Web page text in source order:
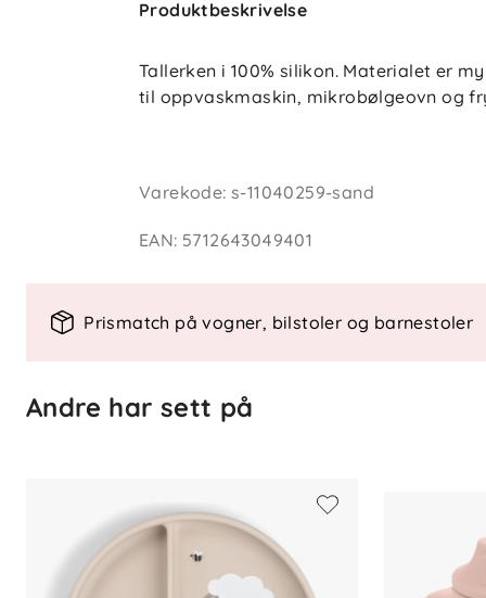
Produktbeskrivelse
Tallerken i 100% silikon. Materialet er
til oppvaskmaskin, mikrobølgeovn og
Varekode:s-11040259-sand
EAN: 5712643049401
Prismatch på vogner, bilstoler og barnestoler
Andre har sett på